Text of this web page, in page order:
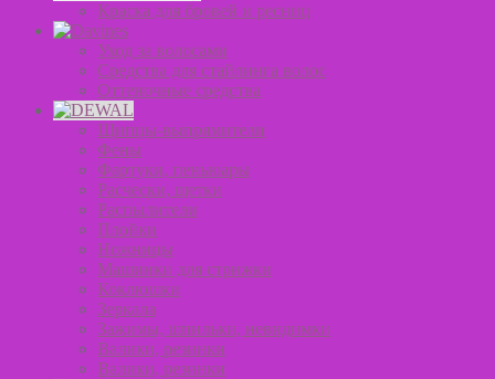
Краска для бровей и ресниц
Уход за волосами
Средства для стайлинга волос
Оттеночные средства
Щипцы-выпрямители
Фены
Фартуки, пеньюары
Расчески, щетки
Распылители
Плойки
Ножницы
Машинки для стрижки
Коклюшки
Зеркала
Зажимы, шпильки, невидимки
Валики, резинки
Валики, резинки